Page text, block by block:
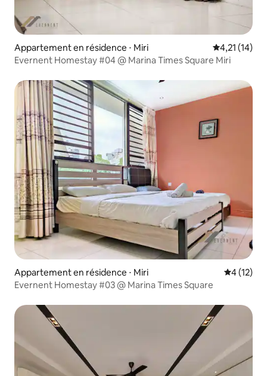
Appartement en résidence ⋅ Miri Évaluation
4,21 (14)
Evernent Homestay #04 @ Marina Times Square Miri
Appartement en résidence ⋅ Miri
4 (12)
Evernent Homestay #03 @ Marina Times Square